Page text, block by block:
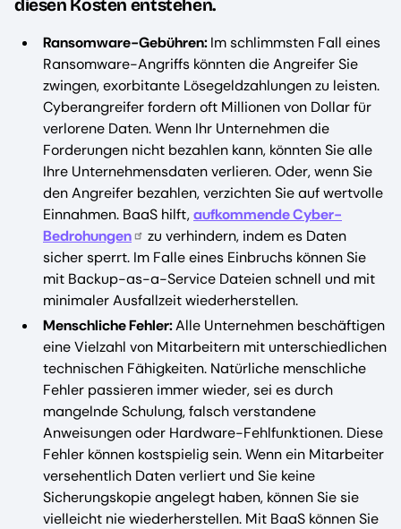
diesen Kosten entstehen.
Ransomware-Gebühren:Im schlimmsten Fall eines
Ransomware-Angriffs könnten die Angreifer Sie
zwingen, exorbitante Lösegeldzahlungen zu leisten.
Cyberangreifer fordern oft Millionen von Dollar für
verlorene Daten. Wenn Ihr Unternehmen die
Forderungen nicht bezahlen kann, könnten Sie alle
Ihre Unternehmensdaten verlieren. Oder, wenn Sie
den Angreifer bezahlen, verzichten Sie auf wertvolle
Einnahmen. BaaS hilft,aufkommende Cyber-
Bedrohungen
zu verhindern, indem es Daten
sicher sperrt. Im Falle eines Einbruchs können Sie
mit Backup-as-a-Service Dateien schnell und mit
minimaler Ausfallzeit wiederherstellen.
Menschliche Fehler:Alle Unternehmen beschäftigen
eine Vielzahl von Mitarbeitern mit unterschiedlichen
technischen Fähigkeiten. Natürliche menschliche
Fehler passieren immer wieder, sei es durch
mangelnde Schulung, falsch verstandene
Anweisungen oder Hardware-Fehlfunktionen. Diese
Fehler können kostspielig sein. Wenn ein Mitarbeiter
versehentlich Daten verliert und Sie keine
Sicherungskopie angelegt haben, können Sie sie
vielleicht nie wiederherstellen. Mit BaaS können Sie